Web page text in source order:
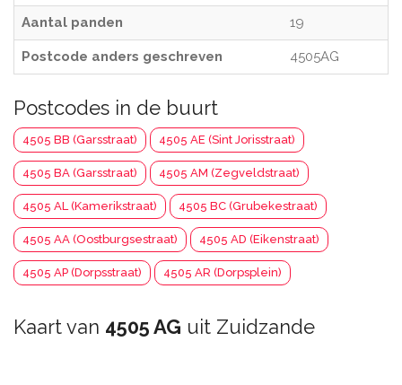
Aantal panden 19
Postcode anders geschreven 4505AG
Postcodes in de buurt
4505 BB (Garsstraat) 4505 AE (Sint Jorisstraat)
4505 BA (Garsstraat) 4505 AM (Zegveldstraat)
4505 AL (Kamerikstraat) 4505 BC (Grubekestraat)
4505 AA (Oostburgsestraat) 4505 AD (Eikenstraat)
4505 AP (Dorpsstraat) 4505 AR (Dorpsplein)
Kaart van 4505 AG uit Zuidzande